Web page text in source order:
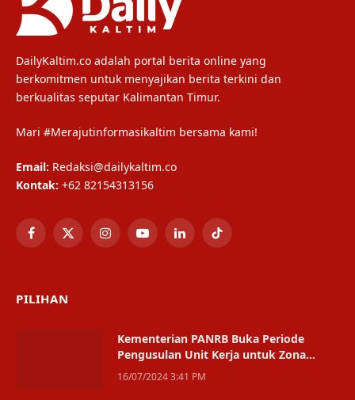
DailyKaltim.co adalah portal berita online yang
berkomitmen untuk menyajikan berita terkini dan
berkualitas seputar Kalimantan Timur.
Mari #Merajutinformasikaltim bersama kami!
Email: Redaksi@dailykaltim.co
Kontak: +62 82154313156
Facebook
X
InstagramYouTubeLinkedInTikTok
PILIHAN
Kementerian PANRB Buka Periode
Pengusulan Unit Kerja untuk Zona
Integritas
16/07/2024 3:41 PM